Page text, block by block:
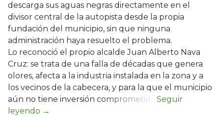
descarga sus aguas negras directamente en el
divisor central de la autopista desde la propia
fundación del municipio, sin que ninguna
administración haya resuelto el problema.
Lo reconoció el propio alcalde Juan Alberto Nava
Cruz: se trata de una falla de décadas que genera
olores, afecta a la industria instalada en la zona y a
los vecinos de la cabecera, y para la que el municipio
aún no tiene inversión comprometida.